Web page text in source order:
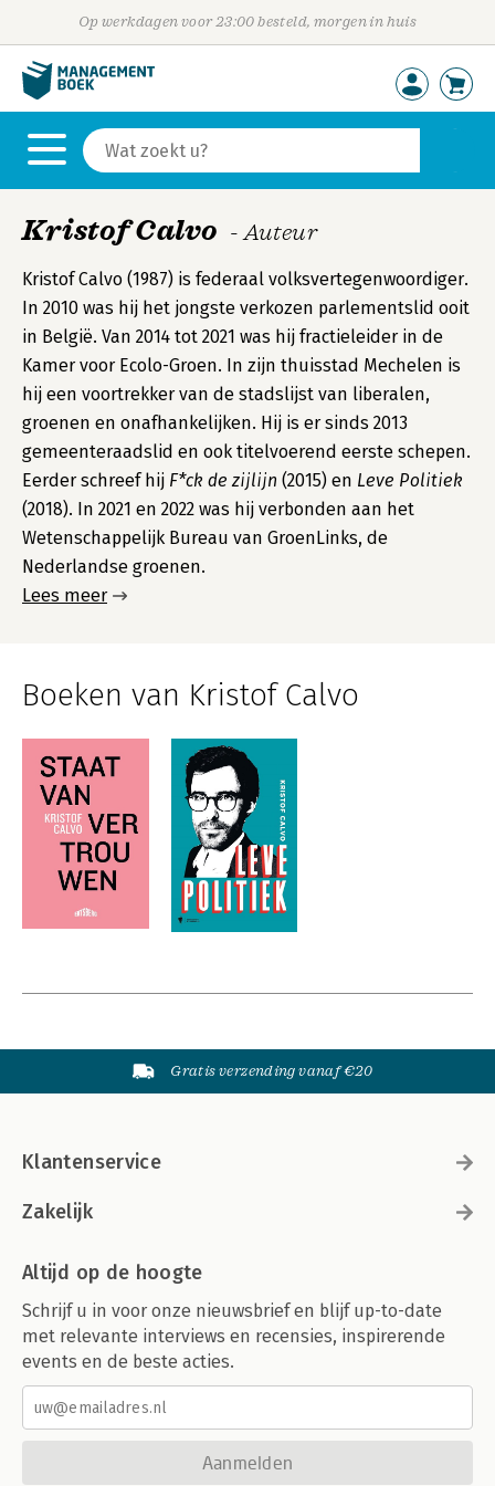
Op werkdagen voor 23:00 besteld, morgen in huis
Kristof Calvo - Auteur
Kristof Calvo (1987) is federaal volksvertegenwoordiger.
In 2010 was hij het jongste verkozen parlementslid ooit
in België. Van 2014 tot 2021 was hij fractieleider in de
Kamer voor Ecolo-Groen. In zijn thuisstad Mechelen is
hij een voortrekker van de stadslijst van liberalen,
groenen en onafhankelijken. Hij is er sinds 2013
gemeenteraadslid en ook titelvoerend eerste schepen.
Eerder schreef hij F*ck de zijlijn (2015) en Leve Politiek
(2018). In 2021 en 2022 was hij verbonden aan het
Wetenschappelijk Bureau van GroenLinks, de
Nederlandse groenen.
Lees meer
Boeken van Kristof Calvo
Gratis verzending vanaf €20
Klantenservice
Zakelijk
Altijd op de hoogte
Schrijf u in voor onze nieuwsbrief en blijf up-to-date
met relevante interviews en recensies, inspirerende
events en de beste acties.
Aanmelden